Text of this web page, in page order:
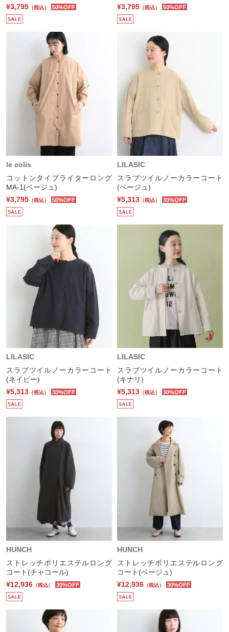
¥3,795 （税込） 50%OFF
¥3,795 （税込） 50%OFF
le colis
コットンタイプライターロング
MA-1(ベージュ)
¥3,795 （税込） 50%OFF
LILASIC
スラブツイルノーカラーコート
(ベージュ)
¥5,313 （税込） 30%OFF
LILASIC
スラブツイルノーカラーコート
(ネイビー)
¥5,313 （税込） 30%OFF
LILASIC
スラブツイルノーカラーコート
(キナリ)
¥5,313 （税込） 30%OFF
HUNCH
ストレッチポリエステルロング
コート(チャコール)
¥12,936 （税込） 30%OFF
HUNCH
ストレッチポリエステルロング
コート(ベージュ)
¥12,936 （税込） 30%OFF